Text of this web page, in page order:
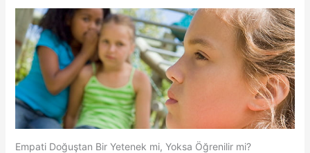
Empati Doğuştan Bir Yetenek mi, Yoksa Öğrenilir mi?